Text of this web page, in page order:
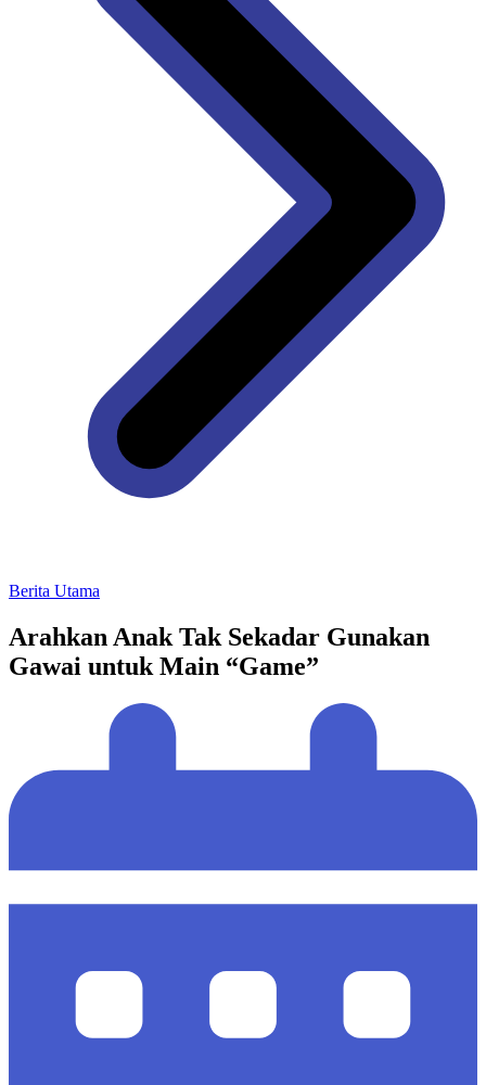
Berita Utama
Arahkan Anak Tak Sekadar Gunakan
Gawai untuk Main “Game”